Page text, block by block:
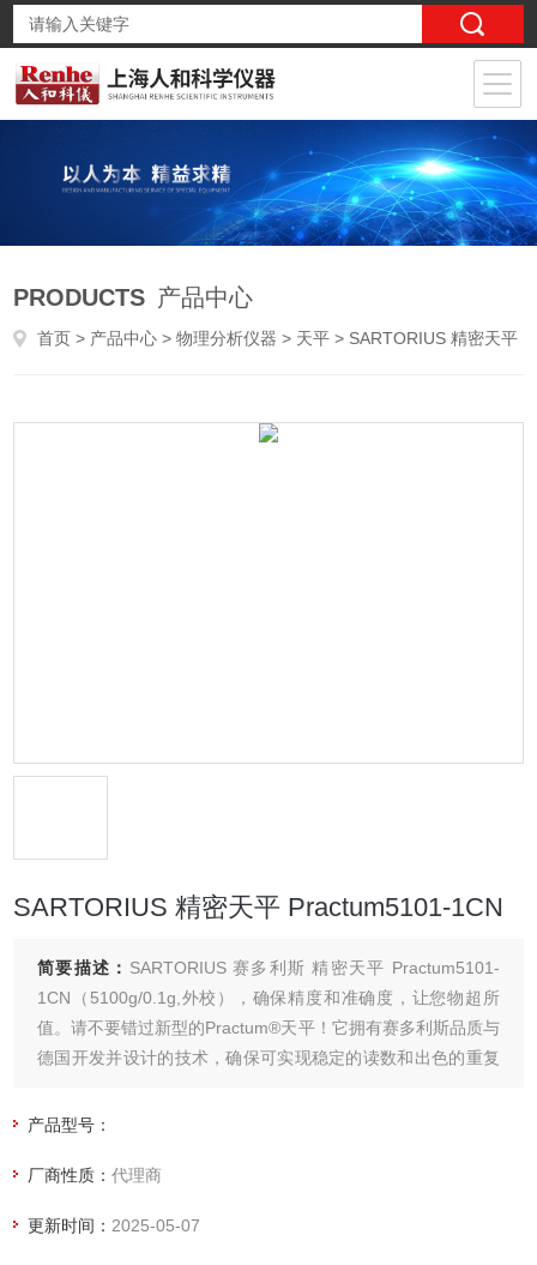
PRODUCTS 产品中心
首页 > 产品中心 >物理分析仪器 > 天平 > SARTORIUS 精密天平 Practum5101-1CN
SARTORIUS 精密天平 Practum5101-1CN
简要描述： SARTORIUS 赛多利斯 精密天平 Practum5101-
1CN（5100g/0.1g,外校），确保精度和准确度，让您物超所
值。请不要错过新型的Practum®天平！它拥有赛多利斯品质与
德国开发并设计的技术，确保可实现稳定的读数和出色的重复
产品型号：
厂商性质：代理商
更新时间： 2025-05-07